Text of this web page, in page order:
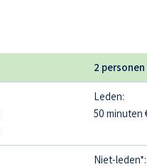
2 personen
Leden:
50 minuten
Niet-leden*: